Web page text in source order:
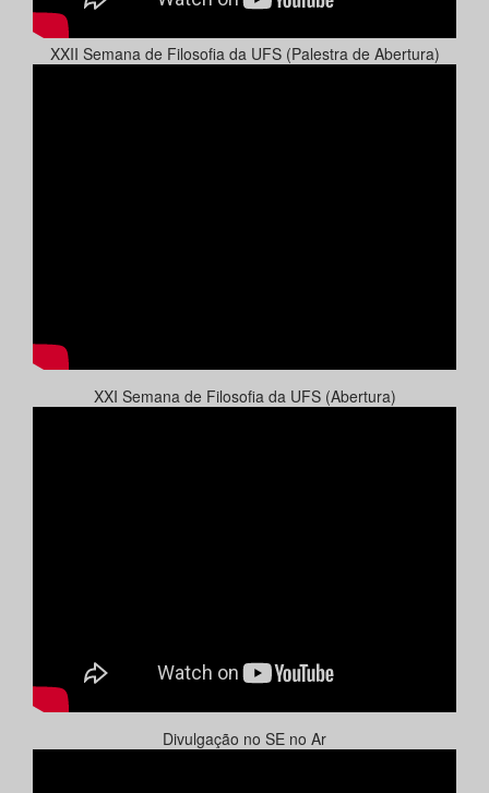
XXII Semana de Filosofia da UFS (Palestra de Abertura)
XXI Semana de Filosofia da UFS (Abertura)
Divulgação no SE no Ar